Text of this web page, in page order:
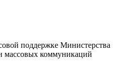
поддержке Министерства
массовых коммуникаций